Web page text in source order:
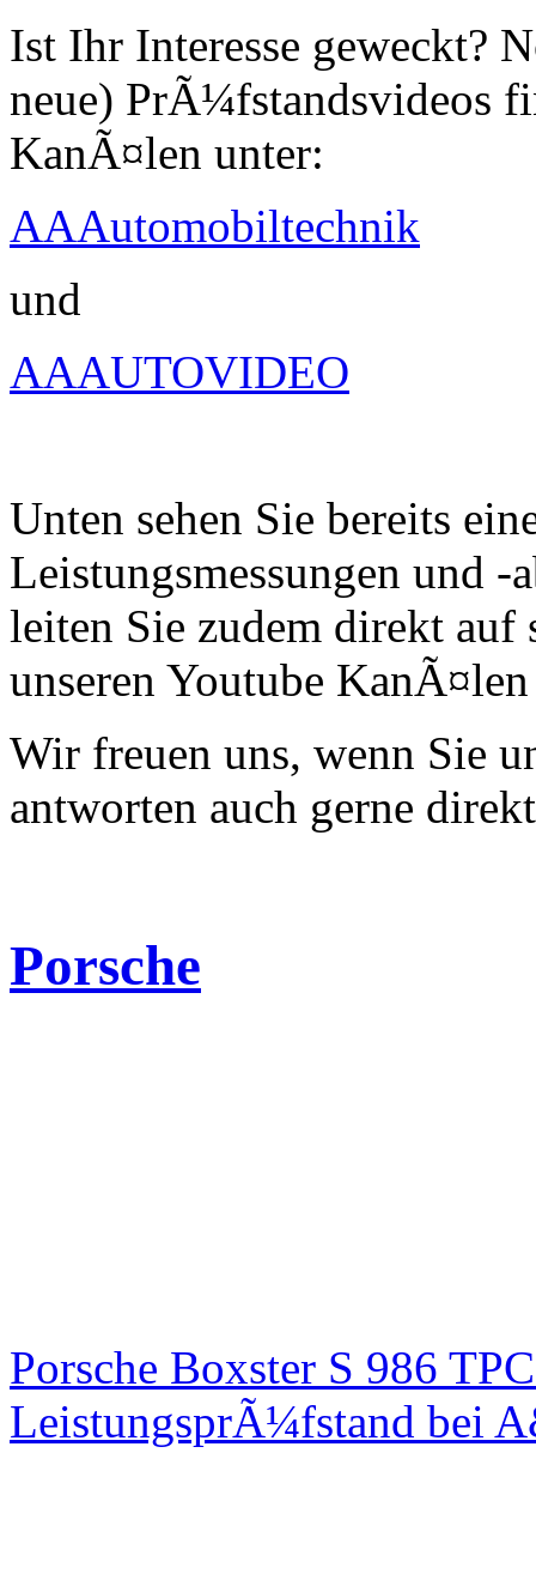
Ist Ihr Interesse geweckt?
neue) PrÃ¼fstandsvideos
KanÃ¤len unter:
AAAutomobiltechnik
und
AAAUTOVIDEO
Unten sehen Sie bereits
Leistungsmessungen und -
leiten Sie zudem direkt auf
unseren Youtube
Wir freuen uns, wenn Sie
antworten auch gerne
Porsche
Porsche Boxster S 986
LeistungsprÃ¼fstand bei